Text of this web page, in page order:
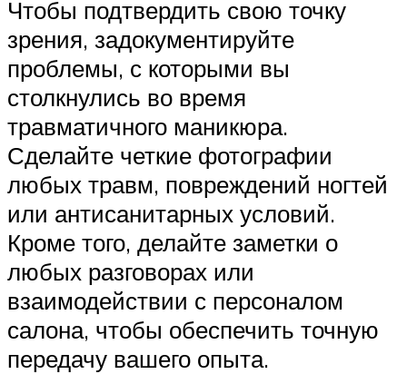
Чтобы подтвердить свою точку
зрения, задокументируйте
проблемы, с которыми вы
столкнулись во время
травматичного маникюра.
Сделайте четкие фотографии
любых травм, повреждений ногтей
или антисанитарных условий.
Кроме того, делайте заметки о
любых разговорах или
взаимодействии с персоналом
салона, чтобы обеспечить точную
передачу вашего опыта.